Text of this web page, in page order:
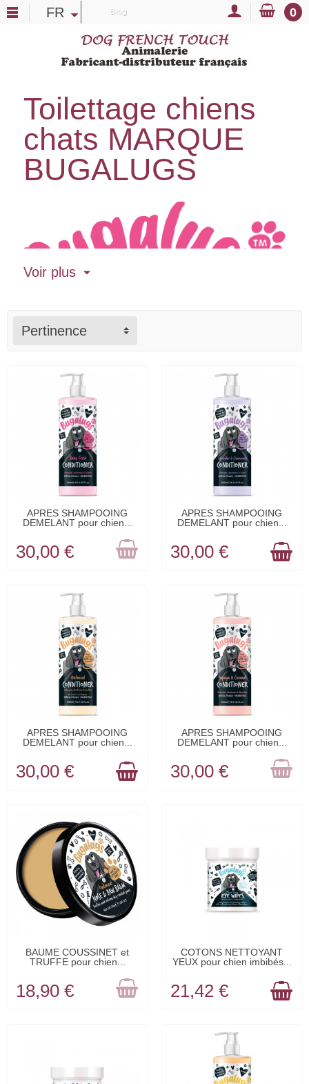
FR Blog 0
Toilettage chiens
chats MARQUE
BUGALUGS
Voir plus
Pertinence
RUPTURE DE
STOCK
APRES SHAMPOOING
DEMELANT pour chien...
30,00 €
EN STOCK
APRES SHAMPOOING
DEMELANT pour chien...
30,00 €
EN STOCK
APRES SHAMPOOING
DEMELANT pour chien...
30,00 €
RUPTURE DE
STOCK
APRES SHAMPOOING
DEMELANT pour chien...
30,00 €
RUPTURE DE
STOCK
BAUME COUSSINET et
TRUFFE pour chien...
18,90 €
EN STOCK
COTONS NETTOYANT
YEUX pour chien imbibés...
21,42 €